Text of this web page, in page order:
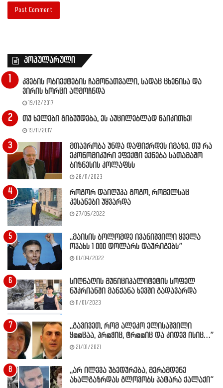
პოპულარული
კვების ობიექტების ჩამონათვალი, სადაც ცხენისა და
ვირის ხორცი აღმოჩნდა
19/12/2017
თუ ხელები გიბუჟდება, ეს აუცილებლად წაიკითხე!
19/11/2017
მთავრობა უნდა დაფიქრდეს იმაზე, თუ რა
ეკონომიკური ეფექტი ექნება სათამაშო
ბიზნესის კოლაფსს
28/11/2023
როგორ დაიღუპა გოგო, რომელსაც
კესანები უყვარდა
27/05/2022
,,მაისის ბოლომდე ივანიშვილი ყველა
ოჯახს 1 000 დოლარს დაურიგებს”
01/04/2022
სიღნაღის მუნიციპალიტეტის სოფელ
ნუკრიანში მანქანა ხევში გადავარდა
11/01/2023
,,გავივეთ, რომ ალეკო ელისაშვილი
ყ@@ცაა, პრ@ჭიც, ტრ@@იც და კიდევ ისიც…”
21/01/2021
,,არ ილევა უბედურება, მერამდენე
ახალგაზრდას გლოვობს პატარა ქალაქი”